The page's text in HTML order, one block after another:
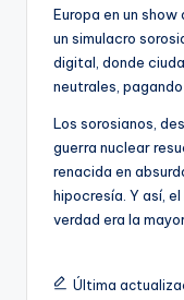
Europa en un
un simulacro
digital, donde
neutrales,
Los sorosianos,
guerra nuclear
renacida en
hipocresía. Y así,
verdad era la
Última